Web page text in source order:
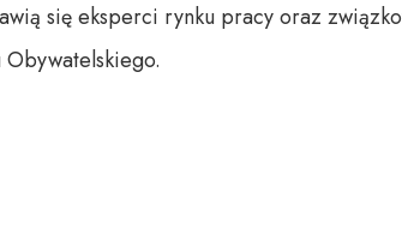
się eksperci rynku pracy oraz